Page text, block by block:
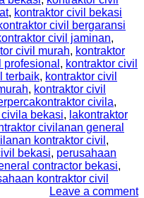
, kontraktor civil bekasi
civil bergaransi
civil jaminan,
civil murah, kontraktor
profesional , kontraktor civil
terbaik, kontraktor civil
, kontraktor civil
civila,
bekasi, lakontraktor
civilanan general
kontraktor civil ,
bekasi, perusahaan
contractor bekasi,
kontraktor civil
Leave a comment